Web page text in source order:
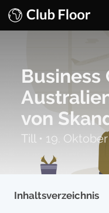
Business
von
Till • 19.
Inhaltsverzeichnis